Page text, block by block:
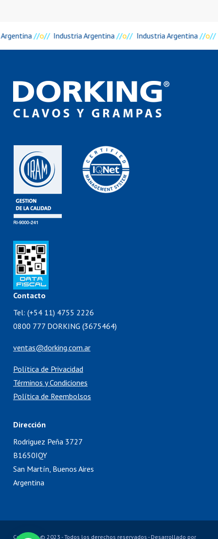
//o// Industria Argentina//o// Industria Argentina //o//
Contacto
Tel: (+54 11) 4755 2226
0800 777 DORKING (3675464)
ventas@dorking.com.ar
Política de Privacidad
Términos y Condiciones
Política de Reembolsos
Dirección
Rodriguez Peña 3727
B1650IQY
San Martín, Buenos Aires
Argentina
Copyright © 2023 - Todos los derechos reservados - Desarrollado por